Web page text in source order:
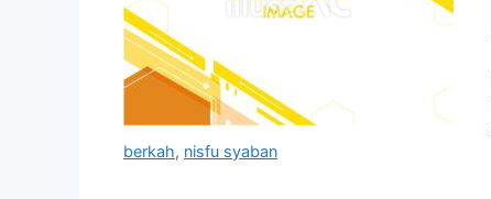
berkah, nisfu syaban